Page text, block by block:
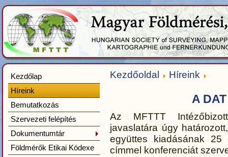
Kezdőlap
Híreink
Bemutatkozás
Szervezeti felépítés
Dokumentumtár
Földmérők Etikai Kódexe
Kezdőoldal Híreink
A
Az MFTTT
javaslatára úgy
együttes kiadásának 25
címmel konferenciát